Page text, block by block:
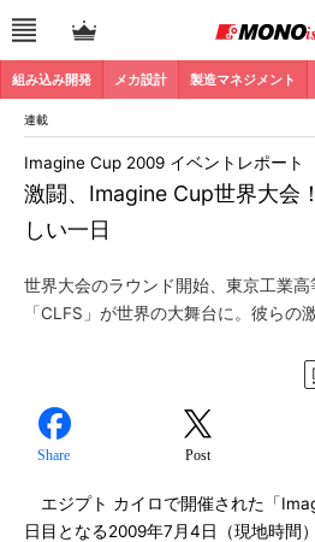
組み込み開発 メカ設計 製造マネジメント
連載
激闘、Imagine Cup世界大会
しい一日
Imagine Cup 2009 イベントレポート
世界大会のラウンド開始、東京工業
「CLFS」が世界の大舞台に。彼らの
Share Post
エジプト カイロで開催された「
日目となる2009年7月4日（現地時間